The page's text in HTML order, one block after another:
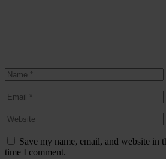
Save my name, email, and website in
time I comment.